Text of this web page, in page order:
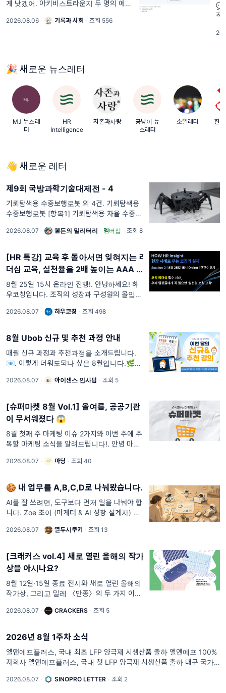
게 낫겠어. 아키비스트라운지 두 명의 에디
가로서의 고민과 솔직한 속마음도 날 것으
2026.08.06 · 기록과 사회 · 조회 556
💬
적
치
🎉 새로운 뉴스레터
MJ 뉴스레
터
HR
Intelligence
자존과사랑
공냥이 뉴
스레터
소일레터 한
👋 새로운 레터
제9회 국방과학기술대제전 - 4
기뢰탐색용 수중보행로봇 외 4건. 기뢰탐색용
수중보행로봇 [항목1] 기뢰탐색용 자율 수중보
시 기뢰 탐색 임무는 기뢰탐색함(MHC), 소해
2026.08.07 · 쉘든의 밀리터리 · 멤버십 · 조회 8
[HR 특강] 교육 후 돌아서면 잊혀지는 리
더십 교육, 실천율을 2배 높이는 AAA 코
칭 워크숍 세미나
8월 25일 15시 온라인 진행!. 안녕하세요! 하
우코칭입니다. 조직의 성장과 구성원의 몰입을
인 솔루션을 제안해 드리고자 특별한 온라인 특
2026.08.07 · 하우코칭 · 조회 498
8월 Ubob 신규 및 추천 과정 안내
매월 신규 과정과 추천과정을 소개드립니다.
📧. 이렇게 더워도되나 싶은 8월입니다.🌿☀️
본격적으로 이어지는 시기이기도 합니다. 이번
중
2026.08.07 · 아이센스 인사팀 · 조회 5
[슈퍼마켓 8월 Vol.1] 올여름, 공공기관
이 무서워졌다 😱
8월 첫째 주 마케팅 이슈 2가지와 이번 주에 주
목할 마케팅 소식을 알려드립니다!. 안녕 마딩
위 때문에 지치지 않아? 🥵 여름 하면 역시 시
늘은 귀신 대신 공공기관이
2026.08.07 · 마딩 · 조회 40
🍪 내 업무를 A,B,C,D로 나눠봤습니다.
AI를 잘 쓰려면, 도구보다 먼저 일을 나눠야 합
니다. Zoe 조이 (마케터 & AI 성장 설계자) 안
입니다. 지난주 이노베이션아카데미에서 커머
2026.08.07 · 열두시쿠키 · 조회 13
[크래커스 vol.4] 새로 열린 올해의 작가
상을 아시나요?
8월 12일·15일 종료 전시와 새로 열린 올해의
작가상, 그리고 밀레 〈만종〉의 두 가지 이야
편지예요. 이번 주에는 다음 주에 끝나는 무료
랐습니다. 주말에 갈 수 없는
2026.08.07 · CRACKERS · 조회 5
2026년 8월 1주차 소식
엘앤에프플러스, 국내 최초 LFP 양극재 시생산품 출하 엘앤에프 100%
자회사 엘앤에프플러스, 국내 첫 LFP 양극재 시생산품 출하 대구 국가산
2026.08.07 · SINOPRO LETTER · 조회 2